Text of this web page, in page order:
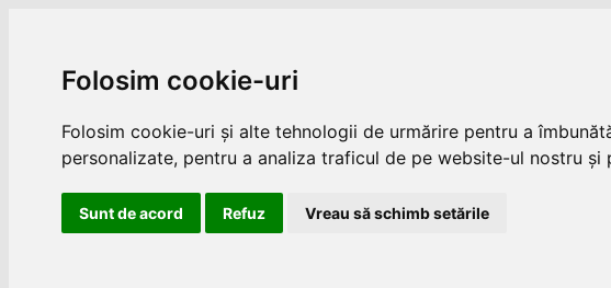
Folosim cookie-uri
Folosim cookie-uri și alte tehnologii de urmărire pentru a
personalizate, pentru a analiza traficul de pe website-ul nostru
Sunt de acord Refuz Vreau să schimb setările